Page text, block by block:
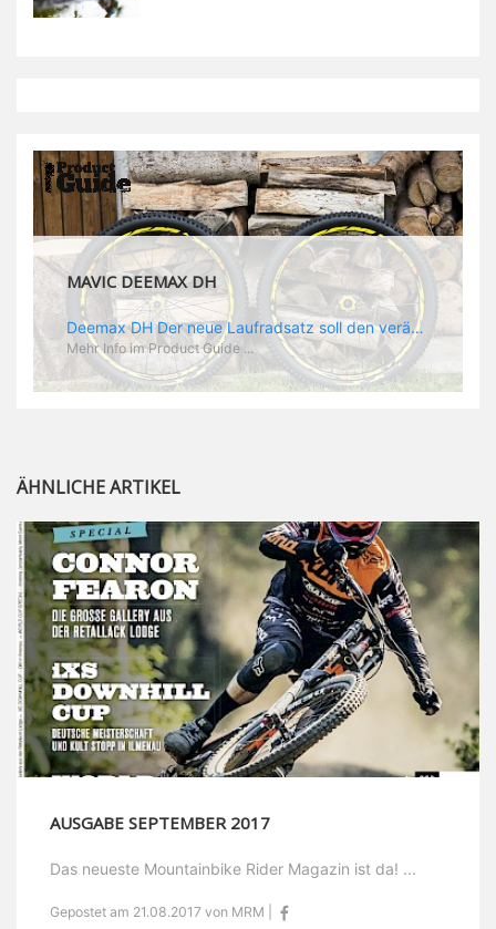
MAVIC DEEMAX DH
Deemax DH Der neue Laufradsatz soll den veränderten Ansprüchen im Downhill Einsatz gerecht werden: die Geschwindigkeiten werden immer höher, die Kräfte, die aufs Material wirken ebenfalls. Damit steigen natürlich auch die Ansprüche der Fahrer ans Material. Das einzige, was eventuell niedriger wird, ist der Reifendruck. Somit ergibt sich der Anforderungskatalog an das Deemax-Update. Hier ist das Ergebnis: - der Laufradsatz bekam eine neue Felge mit 28 mm Innenbreite. Laut Scott Sharples ist das der beste Kompromiss aus Stabilität, Gewicht und Steifigkeit, vor allem aber passt diese Breite am besten zu den Reifen, die aktuell auf dem Markt sind und im Renneinsatz gefahren werden. Es gehe auch breite und schmaler, 28 mm hätten sich aber im Test als Optimum herausgestellt. - mit einem 4D-Fertigungsprozess wurde die Materialverteilung optimiert: Stabilität dort, wo sie erforderlich ist, Gewichtsersparnis da, wo es Sinn macht. Somit gibt Mavic eine GGewichtsersparnis von 15 % an, ohne an Stabilität einzubüßen - neue, ultraleichte „double butted“ Speichen und ein super effizienter Freilauf - Mavics bewährtes UST System für perfekte Kompatibilität mit Tubeless Reifen - Gewicht (Laufradset): 1944 g)
Mehr Info im Product Guide ...
ÄHNLICHE ARTIKEL
AUSGABE SEPTEMBER 2017
Das neueste Mountainbike Rider Magazin ist da! ...
Gepostet am 21.08.2017 von MRM |